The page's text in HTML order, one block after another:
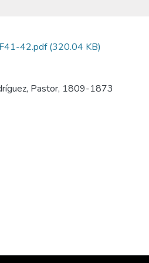
42.pdf(320.04 KB)
Pastor, 1809-1873